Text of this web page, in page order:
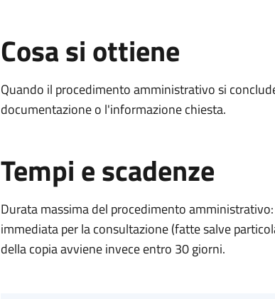
Cosa si ottiene
Quando il procedimento amministrativo si
documentazione o l'informazione chiesta.
Tempi e scadenze
Durata massima del procedimento
immediata per la consultazione (fatte salve
della copia avviene invece entro 30 giorni.